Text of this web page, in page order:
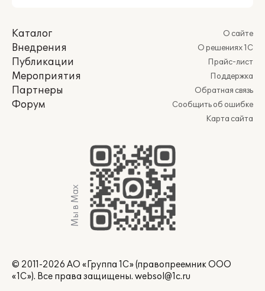
Каталог
Внедрения
Публикации
Мероприятия
Партнеры
Форум
О сайте
О решениях 1С
Прайс-лист
Поддержка
Обратная связь
Сообщить об ошибке
Карта сайта
Мы в Max
© 2011-2026 АО «Группа 1С» (правопреемник ООО
«1С»). Все права защищены. websol@1c.ru